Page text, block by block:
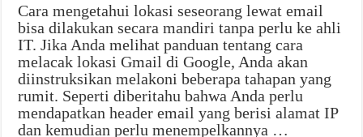
Cara mengetahui lokasi seseorang lewat email
bisa dilakukan secara mandiri tanpa perlu ke ahli
IT. Jika Anda melihat panduan tentang cara
melacak lokasi Gmail di Google, Anda akan
diinstruksikan melakoni beberapa tahapan yang
rumit. Seperti diberitahu bahwa Anda perlu
mendapatkan header email yang berisi alamat IP
dan kemudian perlu menempelkannya …